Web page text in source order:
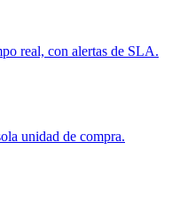
real, con alertas de SLA.
unidad de compra.